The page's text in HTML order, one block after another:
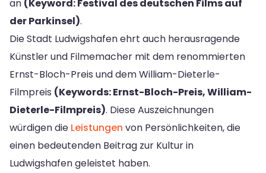
an (Keyword: Festival des deutschen Films auf
der Parkinsel).
Die Stadt Ludwigshafen ehrt auch herausragende
Künstler und Filmemacher mit dem renommierten
Ernst-Bloch-Preis und dem William-Dieterle-
Filmpreis (Keywords: Ernst-Bloch-Preis, William-
Dieterle-Filmpreis). Diese Auszeichnungen
würdigen die Leistungen von Persönlichkeiten, die
einen bedeutenden Beitrag zur Kultur in
Ludwigshafen geleistet haben.